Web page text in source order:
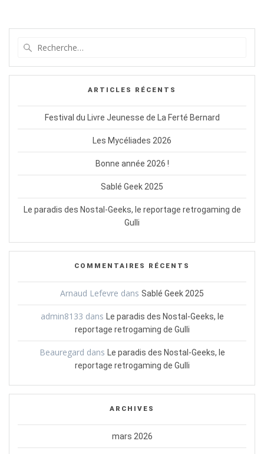
:
ARTICLES RÉCENTS
Festival du Livre Jeunesse de La Ferté Bernard
Les Mycéliades 2026
Bonne année 2026 !
Sablé Geek 2025
Le paradis des Nostal-Geeks, le reportage retrogaming de
Gulli
COMMENTAIRES RÉCENTS
Arnaud Lefevre dans Sablé Geek 2025
admin8133 dans Le paradis des Nostal-Geeks, le
reportage retrogaming de Gulli
Beauregard dans Le paradis des Nostal-Geeks, le
reportage retrogaming de Gulli
ARCHIVES
mars 2026